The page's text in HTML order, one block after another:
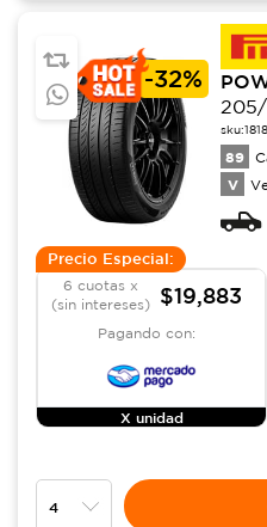
-32%
sku:
89
V
Precio Especial:
6 cuotas x
(sin intereses)
$19,883
Pagando con:
X unidad